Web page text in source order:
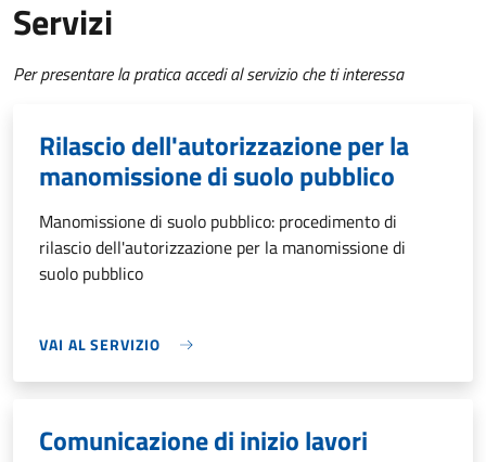
Servizi
Per presentare la pratica accedi al servizio che ti interessa
Rilascio dell'autorizzazione per la
manomissione di suolo pubblico
Manomissione di suolo pubblico: procedimento di
rilascio dell'autorizzazione per la manomissione di
suolo pubblico
VAI AL SERVIZIO
Comunicazione di inizio lavori